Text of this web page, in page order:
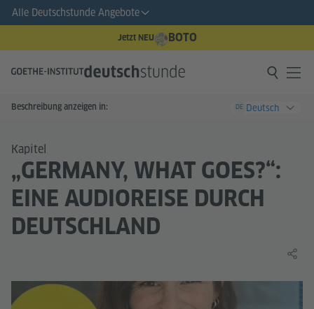
Alle Deutschstunde Angebote
Jetzt NEU BOTO
Beschreibung anzeigen in: DE Deutsch
Kapitel
„GERMANY, WHAT GOES?“:
EINE AUDIOREISE DURCH
DEUTSCHLAND